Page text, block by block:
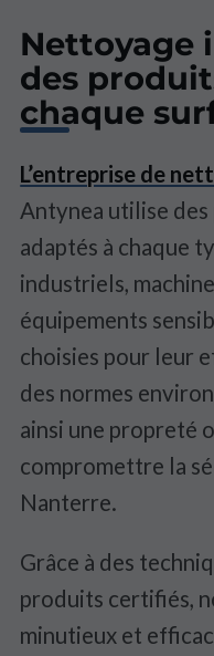
Nettoyage
des
chaque
L’entreprise de
Antynea utilise
adaptés à chaque
industriels,
équipements
choisies pour leur
des normes
ainsi une propreté
compromettre la
Nanterre.
Grâce à des
produits certifiés,
minutieux et